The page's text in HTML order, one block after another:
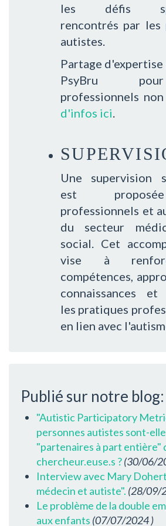
les défis
rencontrés par les
autistes.
Partage
PsyBru
professionnels
d'infos ici.
Une supervision
est
professionnels et
du secteur
social. Cet
vise à
compétences,
connaissances et
les pratiques
en lien avec
Publié sur notre blog:
"Autistic Participatory
personnes autistes sont-
"partenaires à part entière"
chercheur.euse.s ?(30/06/
Interview avec Mary
médecin et autiste". (28/09/
Le problème de la double
aux enfants (07/07/2024)